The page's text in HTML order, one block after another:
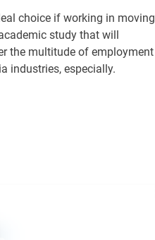
choice if working in moving
study that will
the multitude of employment
industries, especially.